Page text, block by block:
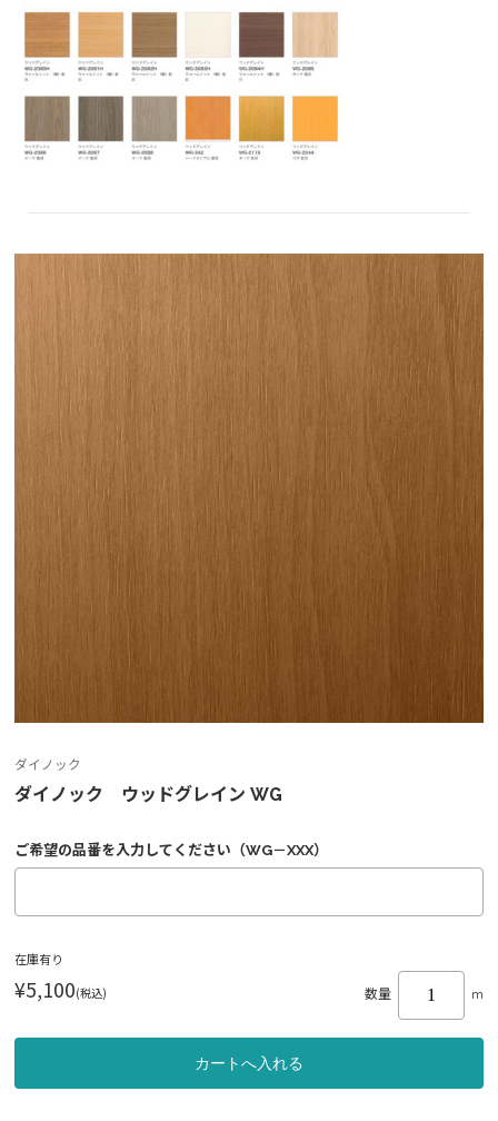
ダイノック
ダイノック ウッドグレイン WG
ご希望の品番を入力してください（WG－XXX）
在庫有り
¥5,100(税込) 数量 m